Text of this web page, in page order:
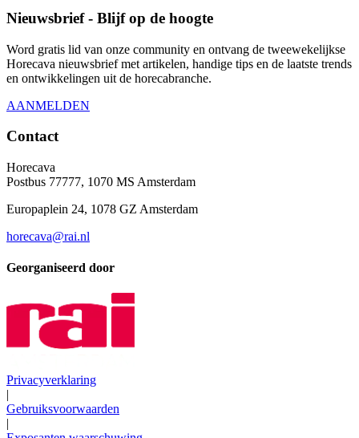
Nieuwsbrief - Blijf op de hoogte
Word gratis lid van onze community en ontvang de tweewekelijkse
Horecava nieuwsbrief met artikelen, handige tips en de laatste trends
en ontwikkelingen uit de horecabranche.
AANMELDEN
Contact
Horecava
Postbus 77777, 1070 MS Amsterdam
Europaplein 24, 1078 GZ Amsterdam
horecava@rai.nl
Georganiseerd door
Privacyverklaring
|
Gebruiksvoorwaarden
|